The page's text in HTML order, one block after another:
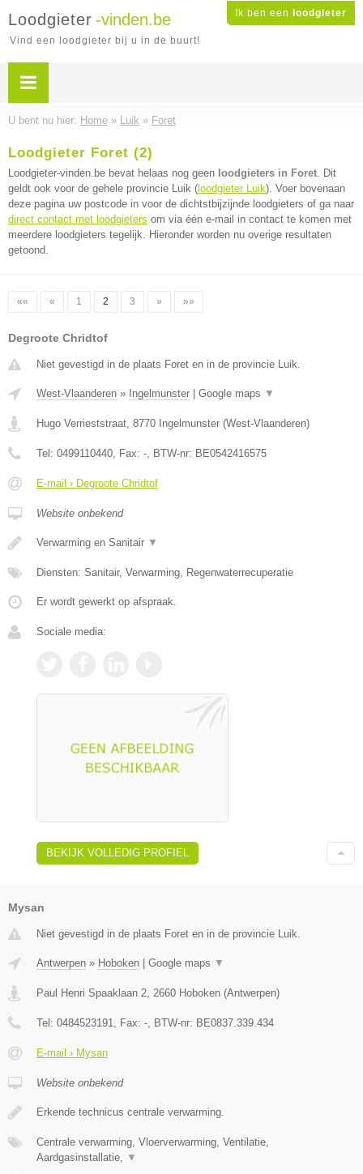
Ik ben een loodgieter
Loodgieter -vinden.be
Vind een loodgieter bij u in de buurt!
U bent nu hier: Home » Luik » Foret
Loodgieter Foret (2)
Loodgieter-vinden.be bevat helaas nog geen loodgieters in Foret. Dit
geldt ook voor de gehele provincie Luik ( loodgieter Luik). Voer bovenaan
deze pagina uw postcode in voor de dichtstbijzijnde loodgieters of ga naar
direct contact met loodgieters om via één e-mail in contact te komen met
meerdere loodgieters tegelijk. Hieronder worden nu overige resultaten
getoond.
«« « 1 2 3 » »»
Degroote Chridtof
Niet gevestigd in de plaats Foret en in de provincie Luik.
West-Vlaanderen » Ingelmunster Google maps ▼
Hugo Verrieststraat, 8770 Ingelmunster (West-Vlaanderen)
Tel: 0499110440, Fax: -, BTW-nr: BE0542416575
E-mail › Degroote Chridtof
Website onbekend
Verwarming en Sanitair ▼
Diensten: Sanitair, Verwarming, Regenwaterrecuperatie
Er wordt gewerkt op afspraak.
Sociale media:
BEKIJK VOLLEDIG PROFIEL
Mysan
Niet gevestigd in de plaats Foret en in de provincie Luik.
Antwerpen » Hoboken | Google maps ▼
Paul Henri Spaaklaan 2 2660 Hoboken (Antwerpen)
Tel: 0484523191 , Fax: - , BTW-nr: BE0837.339.434
E-mail › Mysan
Website onbekend
Erkende technicus centrale verwarming.
Centrale verwarming, Vloerverwarming, Ventilatie,
Aardgasinstallatie,
▼